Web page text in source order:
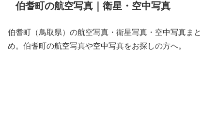
伯耆町の航空写真｜衛星・空中写真
伯耆町（鳥取県）の航空写真・衛星写真・空中写真まと
め。伯耆町の航空写真や空中写真をお探しの方へ。